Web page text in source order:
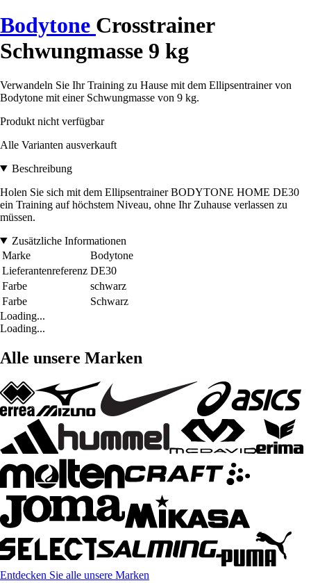
Bodytone Crosstrainer
Schwungmasse 9 kg
Verwandeln Sie Ihr Training zu Hause mit dem Ellipsentrainer von
Bodytone mit einer Schwungmasse von 9 kg.
Produkt nicht verfügbar
Alle Varianten ausverkauft
Beschreibung
Holen Sie sich mit dem Ellipsentrainer BODYTONE HOME DE30
ein Training auf höchstem Niveau, ohne Ihr Zuhause verlassen zu
müssen.
Zusätzliche Informationen
Marke
Bodytone
Lieferantenreferenz DE30
Farbe
schwarz
Farbe
Schwarz
Loading...
Loading...
Alle unsere Marken
Entdecken Sie alle unsere Marken